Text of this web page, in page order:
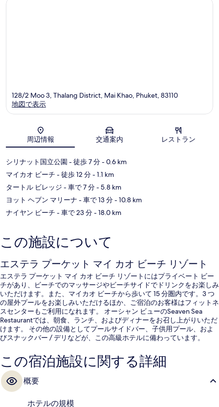
地図
128/2 Moo 3, Thalang District, Mai Khao, Phuket, 83110
地図で表示
周辺情報 交通案内 レストラン
シリナット国立公園 - 徒歩 7 分- 0.6 km
マイカオ ビーチ - 徒歩 12 分- 1.1 km
タートル ビレッジ - 車で 7 分- 5.8 km
ヨット ヘブン マリーナ - 車で 13 分- 10.8 km
ナイヤン ビーチ - 車で 23 分- 18.0 km
この施設について
エステラ プーケット マイ カオ ビーチ リゾート
エステラ プーケット マイ カオ ビーチ リゾートにはプライベート ビー
チがあり、ビーチでのマッサージやビーチサイドでドリンクをお楽しみ
いただけます。また、マイカオ ビーチから歩いて 15 分圏内です。3 つ
の屋外プールをお楽しみいただけるほか、ご宿泊のお客様はフィットネ
スセンターもご利用になれます。 オーシャン ビューのSeaven Sea
Restaurantでは、朝食、ランチ、およびディナーをお召し上がりいただ
けます。 その他の設備としてプールサイドバー、子供用プール、およ
びスナックバー / デリなどが、この高級ホテルに備わっています。
この宿泊施設に関する詳細
概要
ホテルの規模